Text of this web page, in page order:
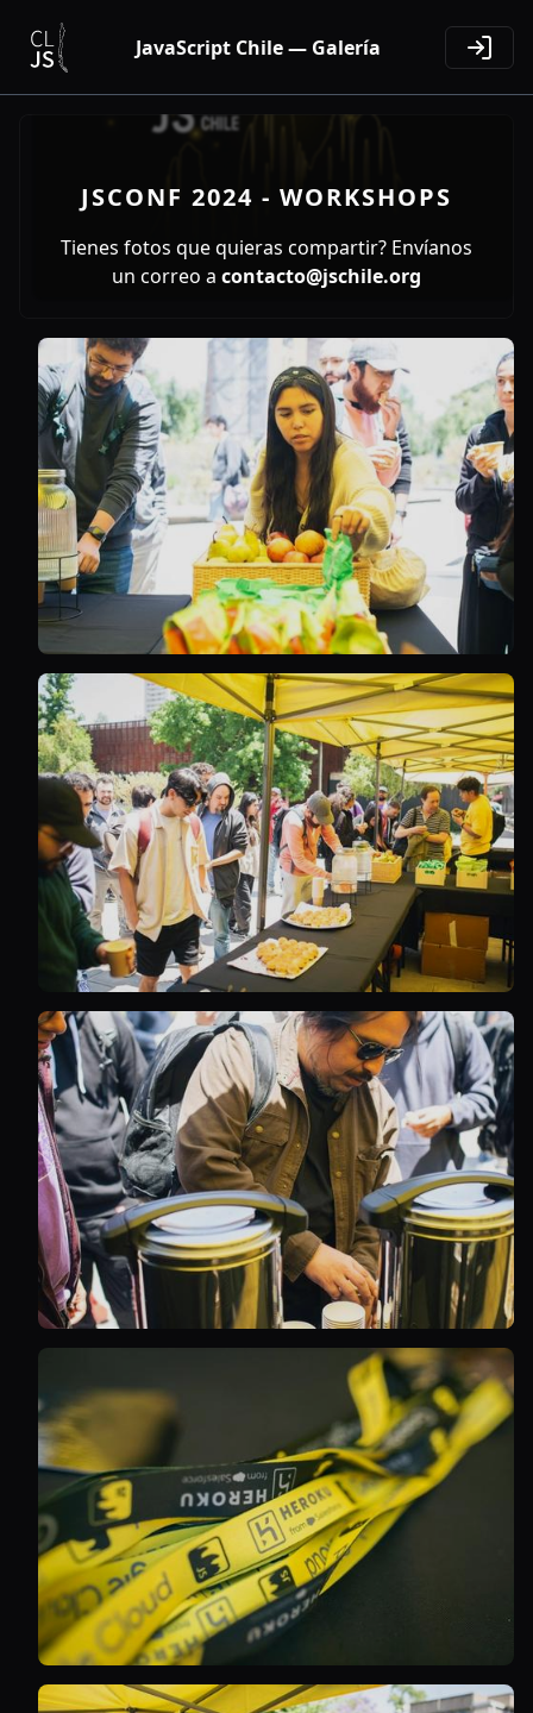
JavaScript Chile — Galería
JSCONF 2024 - WORKSHOPS
Tienes fotos que quieras compartir? Envíanos
un correo a contacto@jschile.org